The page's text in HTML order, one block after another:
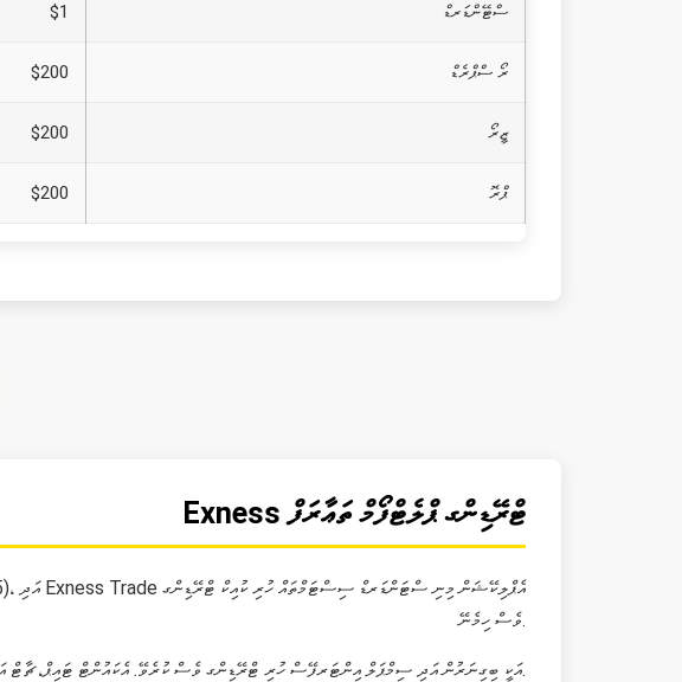
ސްޓޭންޑަރޑް $1
ރޯ ސްޕްރެޑް $200
ޒީރޯ $200
ޕްރޮ $200
Exness ޓްރޭޑިންގ ޕްލެޓްފޯމް ތަޢާރަފް
ވެސް ހިމެނޭ.
MT4 އަކީ ބިގިނަރުން އަދި ސިމްޕަލް އިންޓަރފޭސް ހުރި ޓްރޭޑިންގ ވެސް ކުރެވޭ. އެކައުންޓް ޓައިޕް، ޗާޓް އަދި ބޭސިކް އިންޑިކޭޓަރސް ސަޕޯޓް ހިމެނޭ.